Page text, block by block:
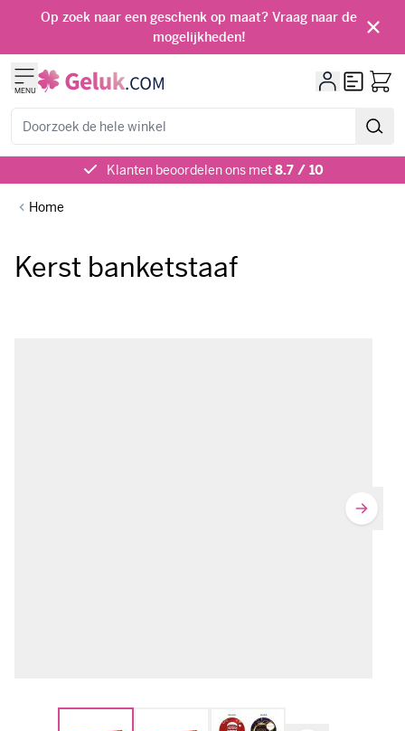
Ga naar de inhoud
Op zoek naar een geschenk op maat? Vraag naar de
mogelijkheden!
MENU
Offerte
Klanten beoordelen ons met8.7 / 10
Home
Kerst banketstaaf